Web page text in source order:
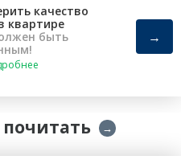
качество
квартире
быть
→
→